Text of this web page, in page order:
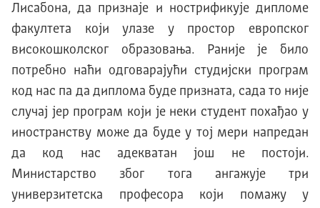
Лисабона, да признаје и нострификује дипломе
факултета који улазе у простор европског
високошколског образовања. Раније је било
потребно наћи одговарајући студијски програм
код нас па да диплома буде призната, сада то није
случај јер програм који је неки студент похађао у
иностранству може да буде у тој мери напредан
да код нас адекватан још не постоји.
Министарство због тога ангажује три
универзитетска професора који помажу у